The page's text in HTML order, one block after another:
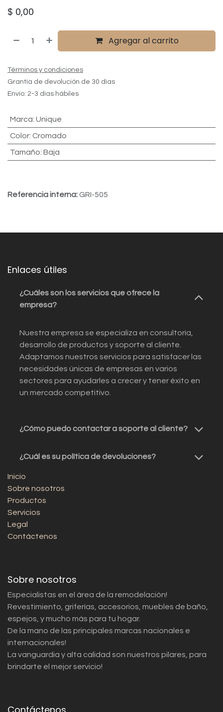
$ 0,00
Agregar al carrito
Términos y condiciones
Grantía de devolución de 30 días
Envío: 2-3 días hábiles
Marca: Unique
Color: Cromado
Tamaño: Baja
Referencia interna: GRI-505
Enlaces útiles
¿Cuáles son los servicios que ofrece la
empresa?
Nuestra empresa se especializa en consultoría,
desarrollo de productos y soporte al cliente.
Adaptamos nuestros servicios para satisfacer las
necesidades únicas de empresas en varios
sectores para ayudarles a crecer y tener éxito en
un mercado competitivo.
¿Cómo puedo contactar a soporte al cliente?
¿Cuál es su política de devoluciones?
Inicio
Sobre nosotros
Productos
Servicios
Legal
Contáctenos
Sobre nosotros
Especialistas en el área de la remodelación!
Revestimiento, griferías, accesorios, muebles de baño,
espejos, y mucho más para tu hogar.
De la mano de las principales marcas nacionales e
internacionales!
La vanguardia y alta calidad son nuestros pilares, para
brindarte el mejor servicio!